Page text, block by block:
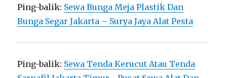
Ping-balik: Sewa Bunga Meja Plastik Dan
Bunga Segar Jakarta – Surya Jaya Alat Pesta
Ping-balik: Sewa Tenda Kerucut Atau Tenda